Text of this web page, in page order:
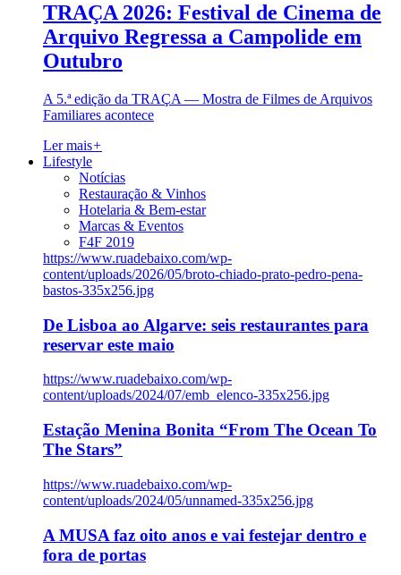
TRAÇA 2026: Festival de Cinema de
Arquivo Regressa a Campolide em
Outubro
A 5.ª edição da TRAÇA — Mostra de Filmes de Arquivos
Familiares acontece
Ler mais+
Lifestyle
Notícias
Restauração & Vinhos
Hotelaria & Bem-estar
Marcas & Eventos
F4F 2019
https://www.ruadebaixo.com/wp-
content/uploads/2026/05/broto-chiado-prato-pedro-pena-
bastos-335x256.jpg
De Lisboa ao Algarve: seis restaurantes para
reservar este maio
https://www.ruadebaixo.com/wp-
content/uploads/2024/07/emb_elenco-335x256.jpg
Estação Menina Bonita “From The Ocean To
The Stars”
https://www.ruadebaixo.com/wp-
content/uploads/2024/05/unnamed-335x256.jpg
A MUSA faz oito anos e vai festejar dentro e
fora de portas